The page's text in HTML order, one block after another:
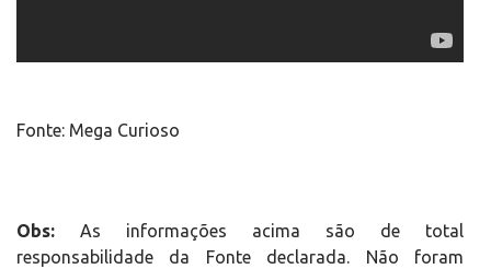
Fonte: Mega Curioso
Obs: As informações acima são de total
responsabilidade da Fonte declarada. Não foram